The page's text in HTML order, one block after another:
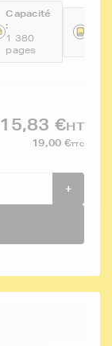
Capacité
:
1 380
pages
15,83 €HT
19,00 €TTC
+